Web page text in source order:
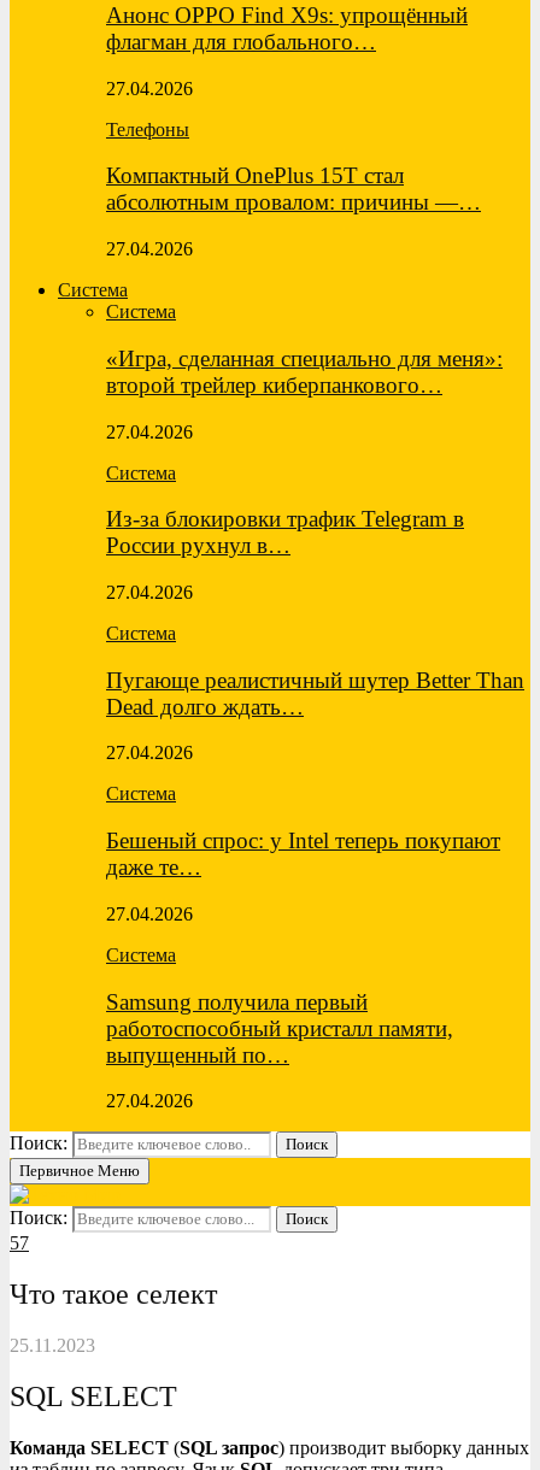
Анонс OPPO Find X9s: упрощённый
флагман для глобального…
27.04.2026
Телефоны
Компактный OnePlus 15T стал
абсолютным провалом: причины —…
27.04.2026
Система
Система
«Игра, сделанная специально для меня»:
второй трейлер киберпанкового…
27.04.2026
Система
Из-за блокировки трафик Telegram в
России рухнул в…
27.04.2026
Система
Пугающе реалистичный шутер Better Than
Dead долго ждать…
27.04.2026
Система
Бешеный спрос: у Intel теперь покупают
даже те…
27.04.2026
Система
Samsung получила первый
работоспособный кристалл памяти,
выпущенный по…
27.04.2026
Поиск:
Поиск
Первичное Меню
Поиск: Поиск
57
Что такое селект
25.11.2023
SQL SELECT
Команда SELECT (SQL запрос) производит выборку данных